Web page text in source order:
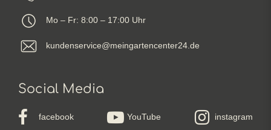
Mo – Fr: 8:00 – 17:00 Uhr
kundenservice@meingartencenter24.de
Social Media
facebook YouTube instagram